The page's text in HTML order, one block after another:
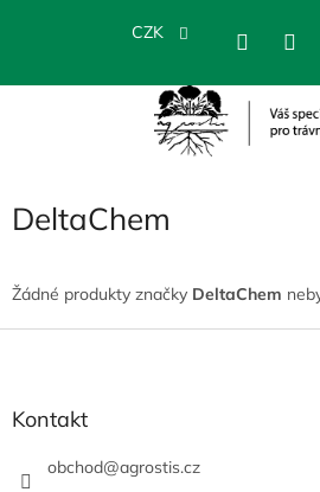
CZK
DeltaChem
Žádné produkty značky DeltaChem
Kontakt
obchod@agrostis.cz